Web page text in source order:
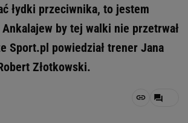
łydki przeciwnika, to jestem
by tej walki nie przetrwał
Sport.pl powiedział trener Jana
Złotkowski.